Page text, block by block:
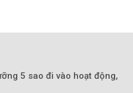
5 sao đi vào hoạt động,